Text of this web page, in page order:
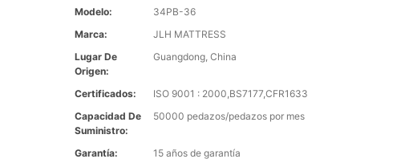
Modelo:
34PB-36
Marca:
JLH MATTRESS
Lugar De
Origen:
Guangdong, China
Certificados:
ISO 9001 : 2000,BS7177,CFR1633
Capacidad De
Suministro:
50000 pedazos/pedazos por mes
Garantía:
15 años de garantía